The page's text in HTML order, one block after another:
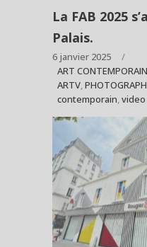
La FAB 2025
Palais.
6 janvier 2025
ART CONTEMPORAIN
ARTV,
contemporain,